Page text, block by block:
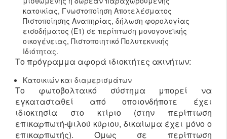
κατοικίας, Γνωστοποίηση Αποτελέσματος
Πιστοποίησης Αναπηρίας, δήλωση φορολογίας
εισοδήματος (E1) σε περίπτωση μονογονεϊκής
οικογένειας, Πιστοποιητικό Πολυτεκνικής
Ιδιότητας.
Το πρόγραμμα αφορά ιδιοκτήτες ακινήτων:
Κατοικιών και διαμερισμάτων
Το φωτοβολταικό σύστημα μπορεί να
εγκατασταθεί από οποιονδήποτε έχει
ιδιοκτησία στο κτίριο (στην περίπτωση
επικαρπωτή-ψιλού κύριου, δικαίωμα έχει μόνο ο
επικαρπωτής). Όμως σε περίπτωση